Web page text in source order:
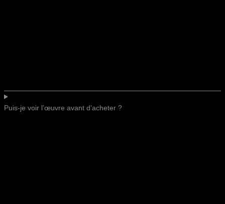
Puis-je voir l’œuvre avant d’acheter ?